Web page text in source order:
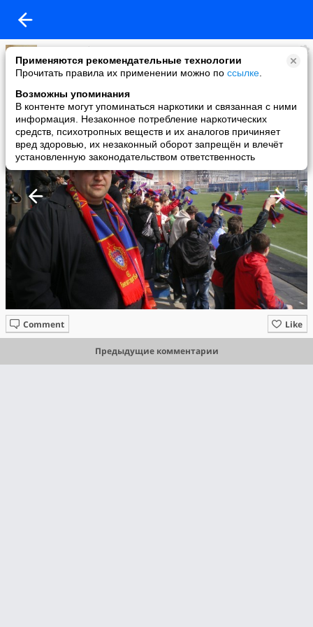
Применяются рекомендательные технологии
Прочитать правила их применении можно по ссылке
Возможны упоминания
В контенте могут упоминаться наркотики и связанная с ними
информация. Незаконное потребление наркотических
средств, психотропных веществ и их аналогов причиняет
вред здоровью, их незаконный оборот запрещён и влечёт
установленную законодательством ответственность
Костя Сдобников
added a photo
15 Apr в 22:10
Like
Comment
Предыдущие комментарии